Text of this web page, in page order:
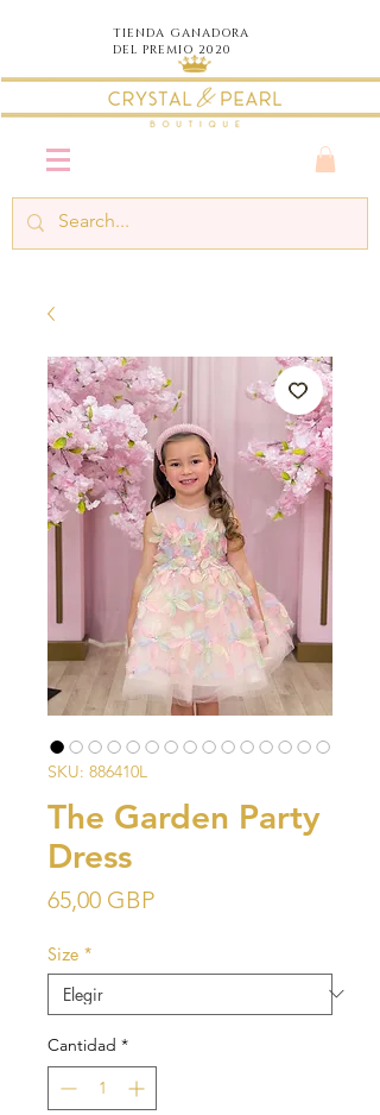
TIENDA GANADORA
DEL PREMIO 2020
SKU: 886410L
The Garden Party
Dress
65,00 GBPPrecio
Size *
Cantidad *